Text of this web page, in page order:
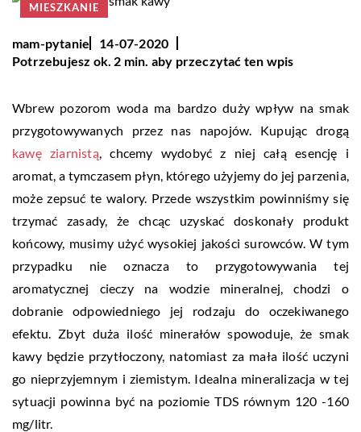
MIESZKANIE
mam-pytanie
14-07-2020
Potrzebujesz ok. 2 min. aby przeczytać ten wpis
Wbrew pozorom woda ma bardzo duży wpływ na smak
przygotowywanych przez nas napojów. Kupując drogą
kawę ziarnistą, chcemy wydobyć z niej całą esencję i
aromat, a tymczasem płyn, którego użyjemy do jej parzenia,
może zepsuć te walory. Przede wszystkim powinniśmy się
trzymać zasady, że chcąc uzyskać doskonały produkt
końcowy, musimy użyć wysokiej jakości surowców. W tym
przypadku nie oznacza to przygotowywania tej
aromatycznej cieczy na wodzie mineralnej, chodzi o
dobranie odpowiedniego jej rodzaju do oczekiwanego
efektu. Zbyt duża ilość minerałów spowoduje, że smak
kawy będzie przytłoczony, natomiast za mała ilość uczyni
go nieprzyjemnym i ziemistym. Idealna mineralizacja w tej
sytuacji powinna być na poziomie TDS równym 120 -160
mg/litr.